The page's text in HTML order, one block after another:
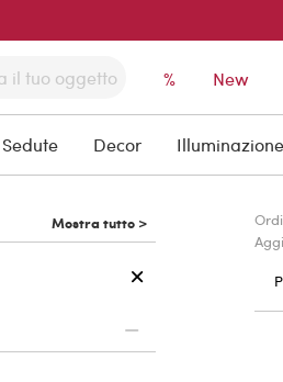
% New
Sedute Decor Illuminazione
Mostra tutto >